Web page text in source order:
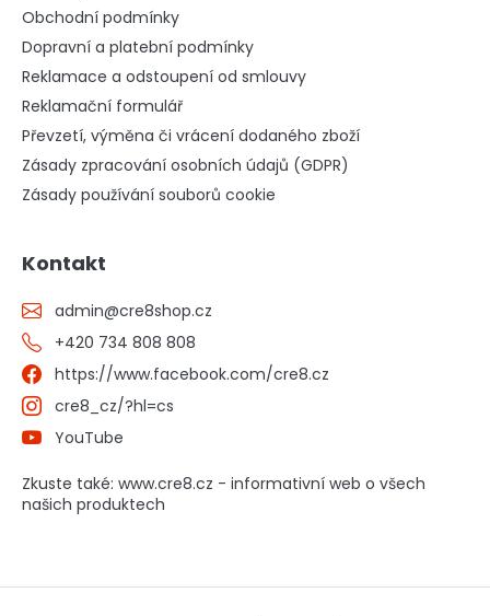
Obchodní podmínky
Dopravní a platební podmínky
Reklamace a odstoupení od smlouvy
Reklamační formulář
Převzetí, výměna či vrácení dodaného zboží
Zásady zpracování osobních údajů (GDPR)
Zásady používání souborů cookie
Kontakt
admin@cre8shop.cz
+420 734 808 808
https://www.facebook.com/cre8.cz
cre8_cz/?hl=cs
YouTube
Zkuste také: www.cre8.cz - informativní web o všech
našich produktech